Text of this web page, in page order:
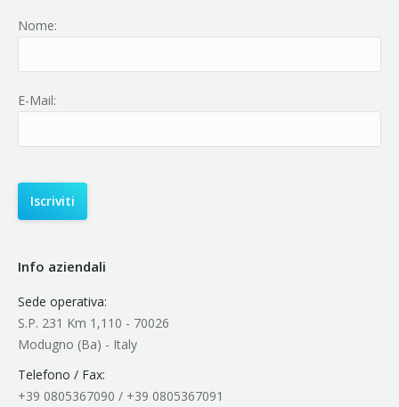
Nome:
E-Mail:
Info aziendali
Sede operativa:
S.P. 231 Km 1,110 - 70026
Modugno (Ba) - Italy
Telefono / Fax:
+39 0805367090 / +39 0805367091